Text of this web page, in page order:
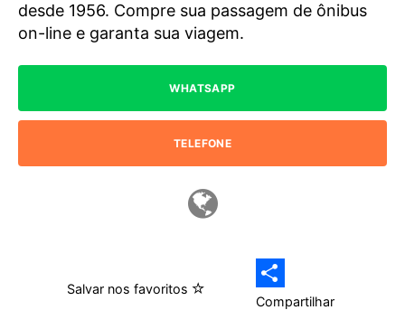
desde 1956. Compre sua passagem de ônibus
on-line e garanta sua viagem.
WHATSAPP
TELEFONE
Salvar nos favoritos
Compartilhar